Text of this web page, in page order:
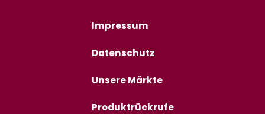
Impressum
Datenschutz
Unsere Märkte
Produktrückrufe